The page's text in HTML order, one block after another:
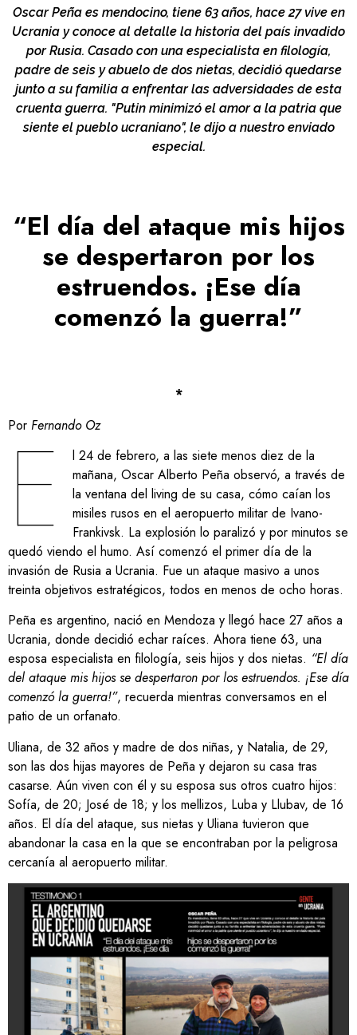
Oscar Peña es mendocino, tiene 63 años, hace 27 vive en
Ucrania y conoce al detalle la historia del país invadido
por Rusia. Casado con una especialista en filología,
padre de seis y abuelo de dos nietas, decidió quedarse
junto a su familia a enfrentar las adversidades de esta
cruenta guerra. "Putin minimizó el amor a la patria que
siente el pueblo ucraniano", le dijo a nuestro enviado
especial.
“El día del ataque mis hijos
se despertaron por los
estruendos. ¡Ese día
comenzó la guerra!”
*
Por Fernando Oz
E
l 24 de febrero, a las siete menos diez de la
mañana, Oscar Alberto Peña observó, a través de
la ventana del living de su casa, cómo caían los
misiles rusos en el aeropuerto militar de Ivano-
Frankivsk. La explosión lo paralizó y por minutos se
quedó viendo el humo. Así comenzó el primer día de la
invasión de Rusia a Ucrania. Fue un ataque masivo a unos
treinta objetivos estratégicos, todos en menos de ocho horas.
Peña es argentino, nació en Mendoza y llegó hace 27 años a
Ucrania, donde decidió echar raíces. Ahora tiene 63, una
esposa especialista en filología, seis hijos y dos nietas. “El día
del ataque mis hijos se despertaron por los estruendos. ¡Ese día
comenzó la guerra!”, recuerda mientras conversamos en el
patio de un orfanato.
Uliana, de 32 años y madre de dos niñas, y Natalia, de 29,
son las dos hijas mayores de Peña y dejaron su casa tras
casarse. Aún viven con él y su esposa sus otros cuatro hijos:
Sofía, de 20; José de 18; y los mellizos, Luba y Llubav, de 16
años. El día del ataque, sus nietas y Uliana tuvieron que
abandonar la casa en la que se encontraban por la peligrosa
cercanía al aeropuerto militar.